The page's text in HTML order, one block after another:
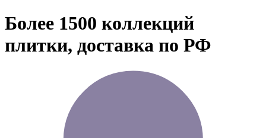
Более 1500 коллекций
плитки, доставка по РФ